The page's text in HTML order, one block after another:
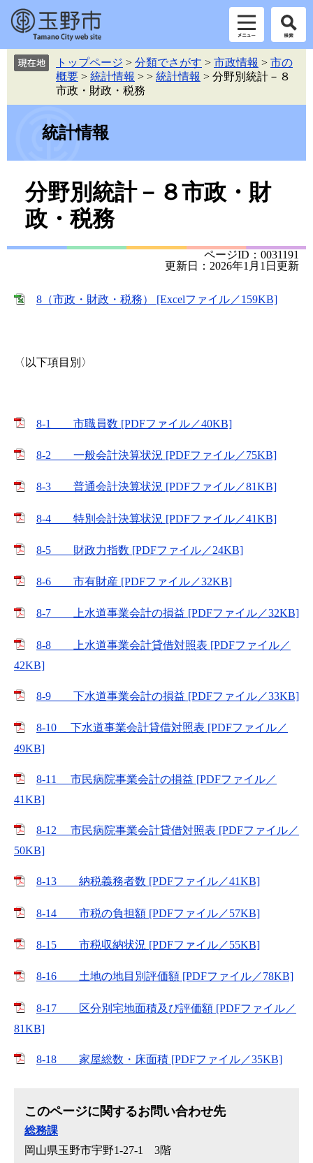
す。
し
トップページ > 分類でさがす > 市政情報 > 市の
概要 > 統計情報 > > 統計情報 > 分野別統計－８
市政・財政・税務
統計情報
分野別統計－８市政・財
政・税務
ページID：0031191
更新日：2026年1月1日更新
8（市政・財政・税務） [Excelファイル／159KB]
〈以下項目別〉
8-1 市職員数 [PDFファイル／40KB]
8-2 一般会計決算状況 [PDFファイル／75KB]
8-3 普通会計決算状況 [PDFファイル／81KB]
8-4 特別会計決算状況 [PDFファイル／41KB]
8-5 財政力指数 [PDFファイル／24KB]
8-6 市有財産 [PDFファイル／32KB]
8-7 上水道事業会計の損益 [PDFファイル／32KB]
8-8 上水道事業会計貸借対照表 [PDFファイル／
42KB]
8-9 下水道事業会計の損益 [PDFファイル／33KB]
8-10 下水道事業会計貸借対照表 [PDFファイル／
49KB]
8-11 市民病院事業会計の損益 [PDFファイル／
41KB]
8-12 市民病院事業会計貸借対照表 [PDFファイル／
50KB]
8-13 納税義務者数 [PDFファイル／41KB]
8-14 市税の負担額 [PDFファイル／57KB]
8-15 市税収納状況 [PDFファイル／55KB]
8-16 土地の地目別評価額 [PDFファイル／78KB]
8-17 区分別宅地面積及び評価額 [PDFファイル／
81KB]
8-18 家屋総数・床面積 [PDFファイル／35KB]
このページに関するお問い合わせ先
総務課
岡山県玉野市宇野1-27-1 3階